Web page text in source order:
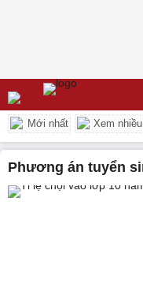
Mới nhất Xem nhiều
phương án tuyển